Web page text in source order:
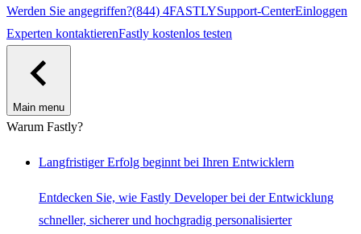
Werden Sie angegriffen?(844) 4FASTLYSupport-CenterEinloggen
Experten kontaktierenFastly kostenlos testen
Main menu
Warum Fastly?
Langfristiger Erfolg beginnt bei Ihren Entwicklern
Entdecken Sie, wie Fastly Developer bei der Entwicklung
schneller, sicherer und hochgradig personalisierter